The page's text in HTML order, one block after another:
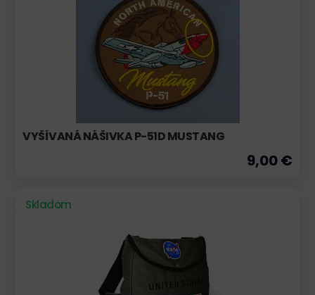
VYŠÍVANÁ NÁŠIVKA P-51D MUSTANG
9,00 €
Skladom